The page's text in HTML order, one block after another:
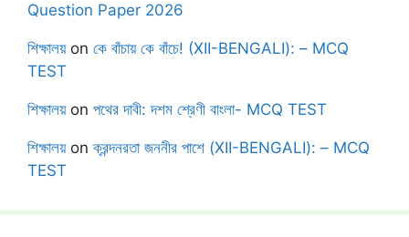
Question Paper 2026
শিক্ষালয়on কে বাঁচায় কে বাঁচে! (XII-BENGALI): – MCQ
TEST
শিক্ষালয়on পথের দাবী: দশম শ্রেণী বাংলা- MCQ TEST
শিক্ষালয়onক্রন্দনরতা জননীর পাশে (XII-BENGALI): – MCQ
TEST